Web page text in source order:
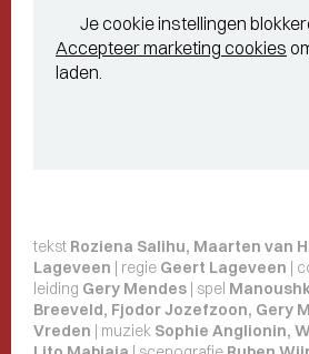
Je cookie instellingen
Accepteer marketing cookies
laden.
tekst Roziena Salihu, Maarten van
Lageveen | regie Geert Lageveen |
leiding Gery Mendes | spel
Breeveld, Fjodor Jozefzoon, Gery
Vreden | muziek Sophie Anglionin,